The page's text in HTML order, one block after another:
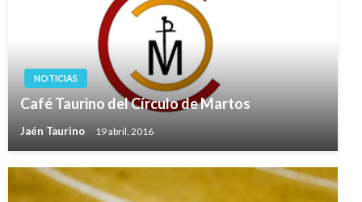
NOTICIAS
Café Taurino del Círculo de Martos
Jaén Taurino 19 abril, 2016